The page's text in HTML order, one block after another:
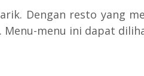
Dengan resto yang
Menu-menu ini dapat